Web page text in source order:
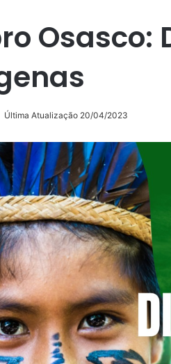
Osasco:
Última Atualização 20/04/2023